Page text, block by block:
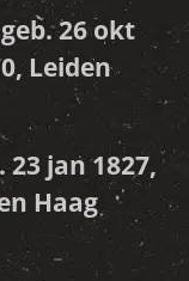
26 okt
Leiden
23 jan 1827,
Haag